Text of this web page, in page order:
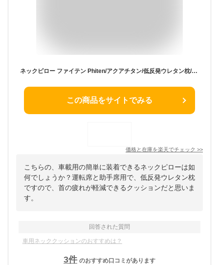
ネックピロー ファイテン Phiten/アクアチタン/低反発ウレタン枕/車用/運転席/助手席/立体形状/ブラック/ネッククッション
この商品をサイトでみる
価格と在庫を楽天でチェック >>
こちらの、車載用の簡単に装着できるネックピローは如
何でしょうか？運転席と助手席用で、低反発ウレタン枕
ですので、首の疲れが軽減できるクッションだと思いま
す。
回答された質問
車用ネッククッションのおすすめは？
3件 のおすすめ口コミがあります